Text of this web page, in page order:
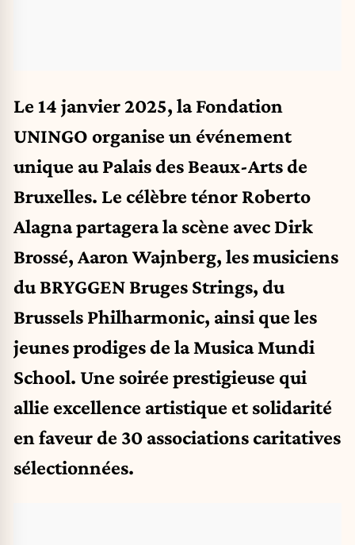
Le 14 janvier 2025, la Fondation
UNINGO organise un événement
unique au Palais des Beaux-Arts de
Bruxelles. Le célèbre ténor Roberto
Alagna partagera la scène avec Dirk
Brossé, Aaron Wajnberg, les musiciens
du BRYGGEN Bruges Strings, du
Brussels Philharmonic, ainsi que les
jeunes prodiges de la Musica Mundi
School. Une soirée prestigieuse qui
allie excellence artistique et solidarité
en faveur de 30 associations caritatives
sélectionnées.